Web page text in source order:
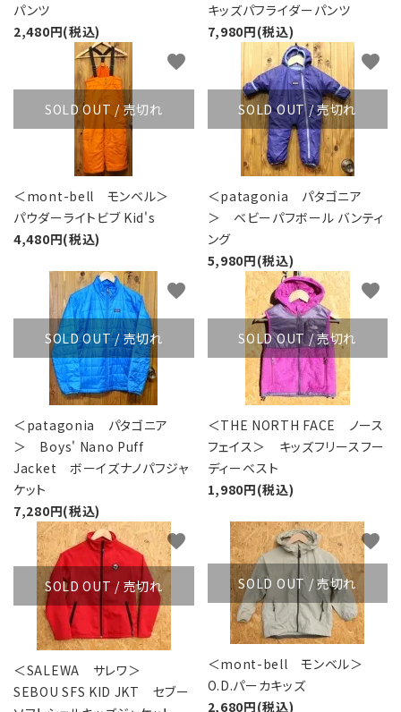
パンツ
2,480円(税込)
キッズパフライダーパンツ
7,980円(税込)
SOLD OUT / 売切れ
＜mont-bell モンベル＞
パウダーライトビブ Kid's
4,480円(税込)
favorite
SOLD OUT / 売切れ
＜patagonia パタゴニア
＞ ベビーパフボール バンティ
ング
5,980円(税込)
favorite
SOLD OUT / 売切れ
＜patagonia パタゴニア
＞ Boys' Nano Puff
Jacket ボーイズナノパフジャ
ケット
7,280円(税込)
favorite
SOLD OUT / 売切れ
＜THE NORTH FACE ノース
フェイス＞ キッズフリースフー
ディーベスト
1,980円(税込)
favorite
SOLD OUT / 売切れ
＜SALEWA サレワ＞
SEBOU SFS KID JKT セブー
favorite
SOLD OUT / 売切れ
＜mont-bell モンベル＞
O.D.パーカキッズ
2,680円(税込)
favorite